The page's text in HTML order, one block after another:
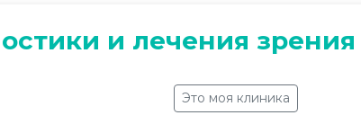
и лечения зрения
Это моя клиника